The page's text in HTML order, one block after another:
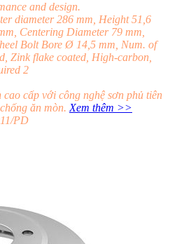
and design.
diameter 286 mm, Height 51,6
Centering Diameter 79 mm,
Bolt Bore Ø 14,5 mm, Num. of
Zink flake coated, High-carbon,
2
cấp với công nghệ sơn phủ tiên
ăn mòn. Xem thêm >>
PD